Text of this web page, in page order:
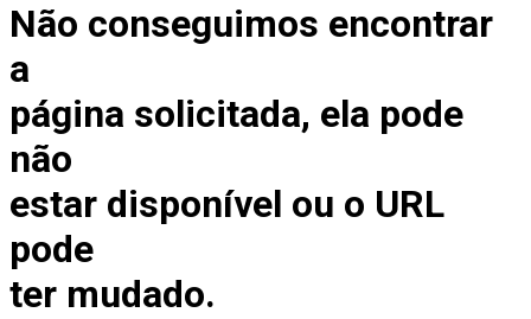
Não conseguimos encontrar
a
página solicitada, ela pode
não
estar disponível ou o URL
pode
ter mudado.